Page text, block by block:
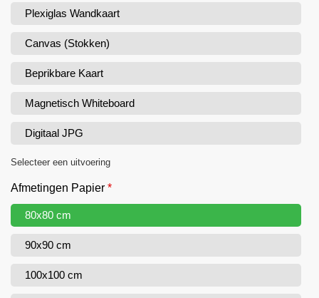
Plexiglas Wandkaart
Canvas (Stokken)
Beprikbare Kaart
Magnetisch Whiteboard
Digitaal JPG
Selecteer een uitvoering
Afmetingen Papier *
80x80 cm
90x90 cm
100x100 cm